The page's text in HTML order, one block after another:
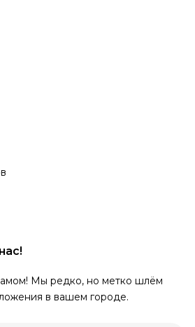
Мы редко, но метко шлём
в вашем городе.